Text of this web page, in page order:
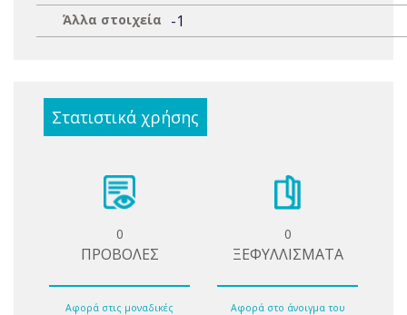
Άλλα στοιχεία -1
Στατιστικά χρήσης
0
ΠΡΟΒΟΛΕΣ
Αφορά στις μοναδικές
0
ΞΕΦΥΛΛΙΣΜΑΤΑ
Αφορά στο άνοιγμα του